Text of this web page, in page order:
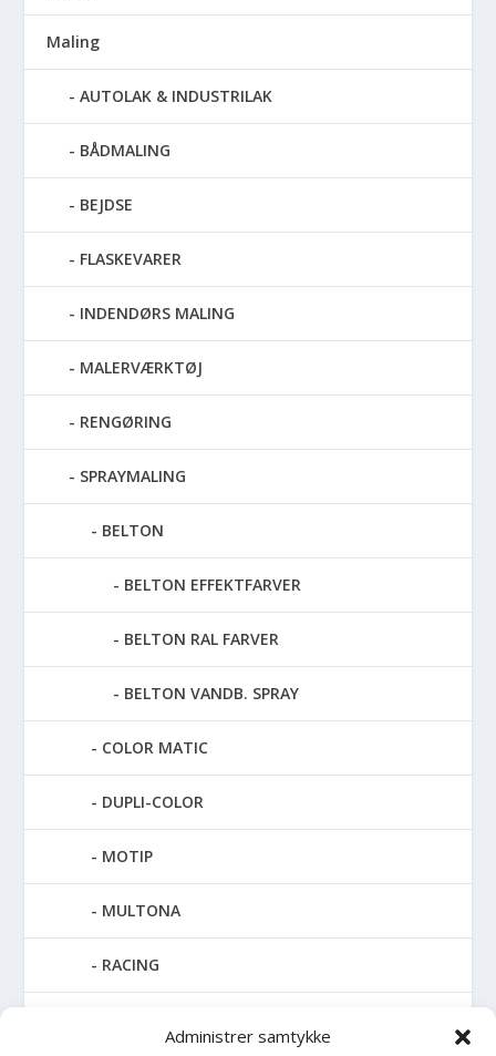
Administrer samtykke
Maling
AUTOLAK & INDUSTRILAK
BÅDMALING
BEJDSE
FLASKEVARER
INDENDØRS MALING
MALERVÆRKTØJ
RENGØRING
SPRAYMALING
BELTON
BELTON EFFEKTFARVER
BELTON RAL FARVER
BELTON VANDB. SPRAY
COLOR MATIC
DUPLI-COLOR
MOTIP
MULTONA
RACING